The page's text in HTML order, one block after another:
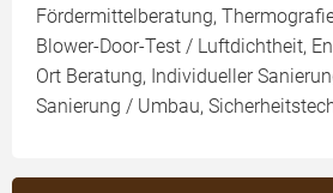
Fördermittelberatung,
Blower-Door-Test / Luftdichtheit,
Ort Beratung, Individueller
Sanierung / Umbau,